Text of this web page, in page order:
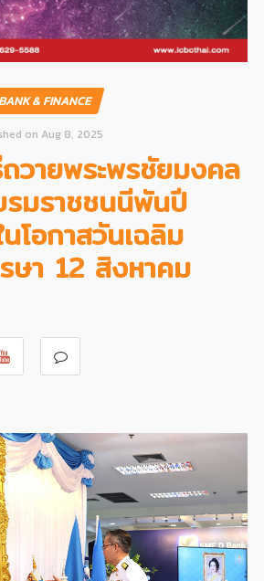
& FINANCE
on Aug 8, 2025
วายพระพรชัยมงคล
รมราชชนนีพันปี
โอกาสวันเฉลิม
ษา 12 สิงหาคม